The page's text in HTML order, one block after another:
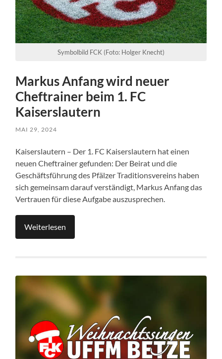
Symbolbild FCK (Foto: Holger Knecht)
Markus Anfang wird neuer
Cheftrainer beim 1. FC
Kaiserslautern
MAI 29, 2024
Kaiserslautern – Der 1. FC Kaiserslautern hat einen
neuen Cheftrainer gefunden: Der Beirat und die
Geschäftsführung des Pfälzer Traditionsvereins haben
sich gemeinsam darauf verständigt, Markus Anfang das
Vertrauen für diese Aufgabe auszusprechen.
Weiterlesen